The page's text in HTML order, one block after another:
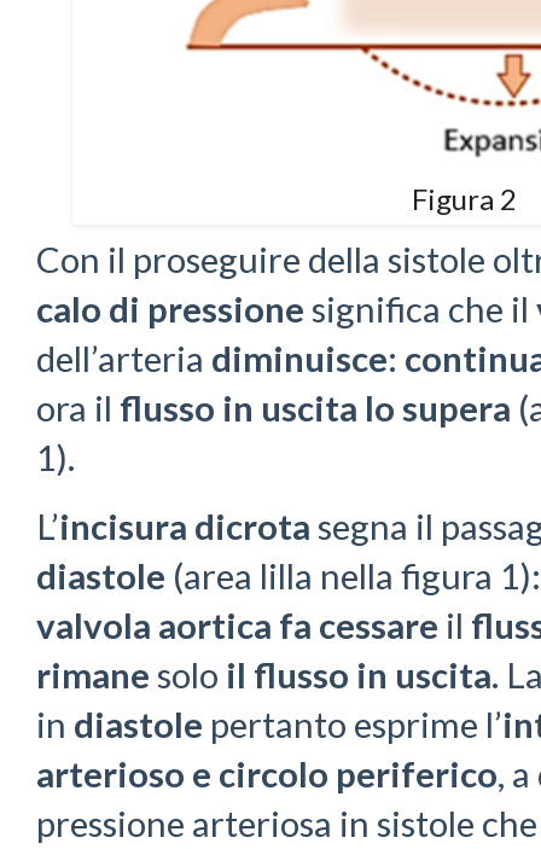
Figura 2
Con il proseguire della sistole
calo di pressione significa che il
dell’arteria diminuisce:
ora il flusso in uscita lo supera
1).
L’incisura dicrota segna il
diastole (area lilla nella figura
valvola aortica fa cessare il
rimane solo il flusso in uscita.
in diastole pertanto esprime l’
arterioso e circolo periferico,
pressione arteriosa in sistole